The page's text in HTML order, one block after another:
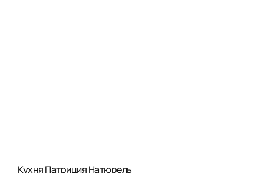
Кухня Патриция Натюрель